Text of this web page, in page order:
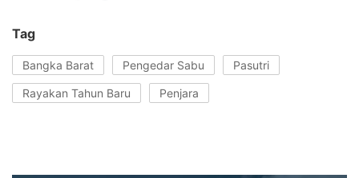
Tag
Bangka Barat Pengedar Sabu Pasutri
Rayakan Tahun Baru Penjara